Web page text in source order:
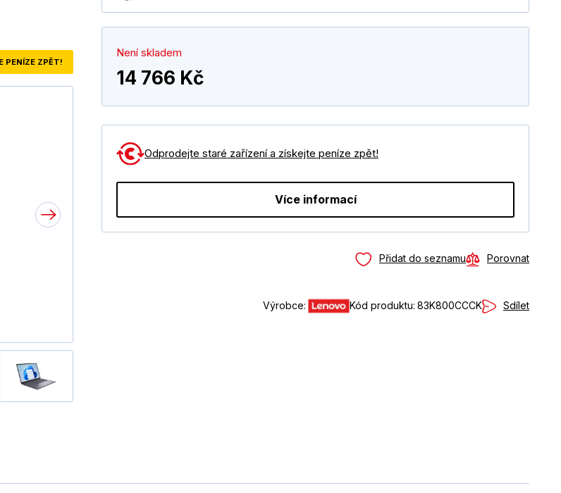
PENÍZE ZPĚT!
Není skladem
14 766 Kč
Odprodejte staré zařízení a získejte peníze zpět!
Více informací
Přidat do seznamu Porovnat
Výrobce: Kód produktu: 83K800CCCK Sdílet